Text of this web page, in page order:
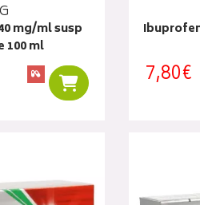
mg/ml susp
100 ml
Ajouter au panier7,80€